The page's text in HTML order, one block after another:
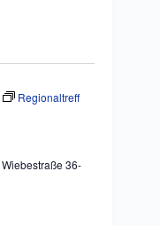
Regionaltreff
Wiebestraße 36-